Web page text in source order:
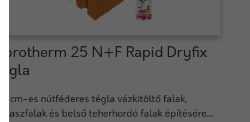
Porotherm 25 N+F Rapid Dryfix
tégla
25 cm-es nútféderes tégla vázkitöltő falak,
válaszfalak és belső teherhordó falak építésére....